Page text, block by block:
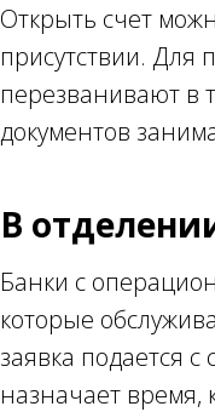
Открыть счет
присутствии. Для
перезванивают в
документов
В
Банки с
которые
заявка подается
назначает время,